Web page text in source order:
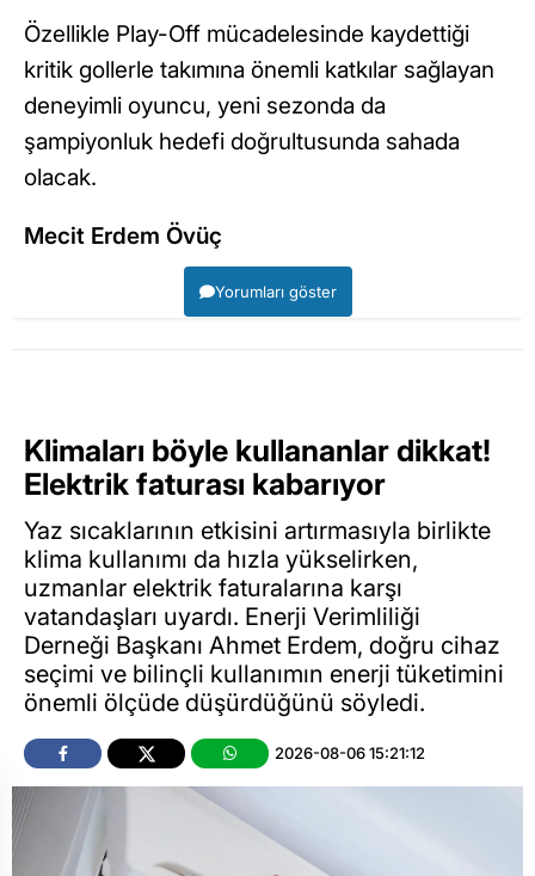
Özellikle Play-Off mücadelesinde kaydettiği
kritik gollerle takımına önemli katkılar sağlayan
deneyimli oyuncu, yeni sezonda da
şampiyonluk hedefi doğrultusunda sahada
olacak.
Mecit Erdem Övüç
Yorumları göster
Klimaları böyle kullananlar dikkat!
Elektrik faturası kabarıyor
Yaz sıcaklarının etkisini artırmasıyla birlikte
klima kullanımı da hızla yükselirken,
uzmanlar elektrik faturalarına karşı
vatandaşları uyardı. Enerji Verimliliği
Derneği Başkanı Ahmet Erdem, doğru cihaz
seçimi ve bilinçli kullanımın enerji tüketimini
önemli ölçüde düşürdüğünü söyledi.
2026-08-06 15:21:12